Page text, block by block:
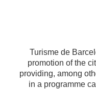
Turisme de
promotion of the
providing, among
in a programme